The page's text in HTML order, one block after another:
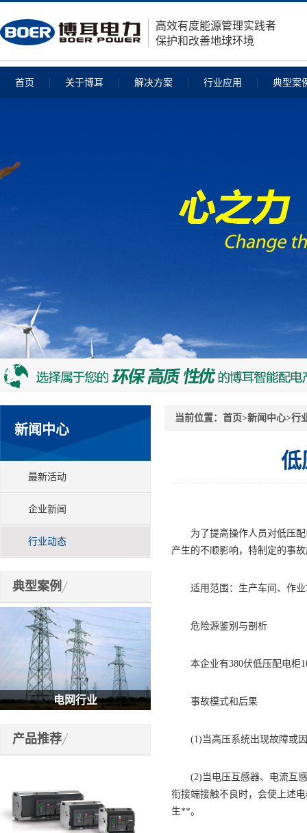
高效有度能源管理实践者
保护和改善地球环境
首页 关于博耳 解决方案 行业应用 典型案
新闻中心
最新活动
企业新闻
行业动态
典型案例
电网行业
产品推荐
当前位置： 首页>新闻中心>行
低
为了提高操作人员对低压配
产生的不顺影响，特制定的事
适用范围：生产车间、作业
危险源鉴别与剖析
本企业有380伏低压配电柜
事故模式和后果
(1)当高压系统出现故障或因
(2)当电压互感器、电流互感
衔接端接触不良时，会使上述
生**。